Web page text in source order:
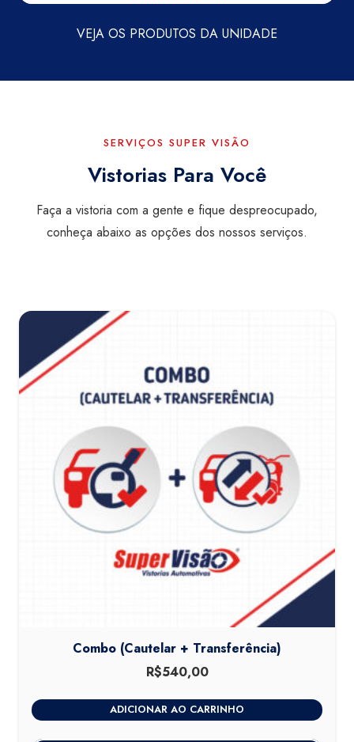
VEJA OS PRODUTOS DA UNIDADE
SERVIÇOS SUPER VISÃO
Vistorias Para Você
Faça a vistoria com a gente e fique despreocupado,
conheça abaixo as opções dos nossos serviços.
Combo (Cautelar + Transferência)
R$540,00
ADICIONAR AO CARRINHO